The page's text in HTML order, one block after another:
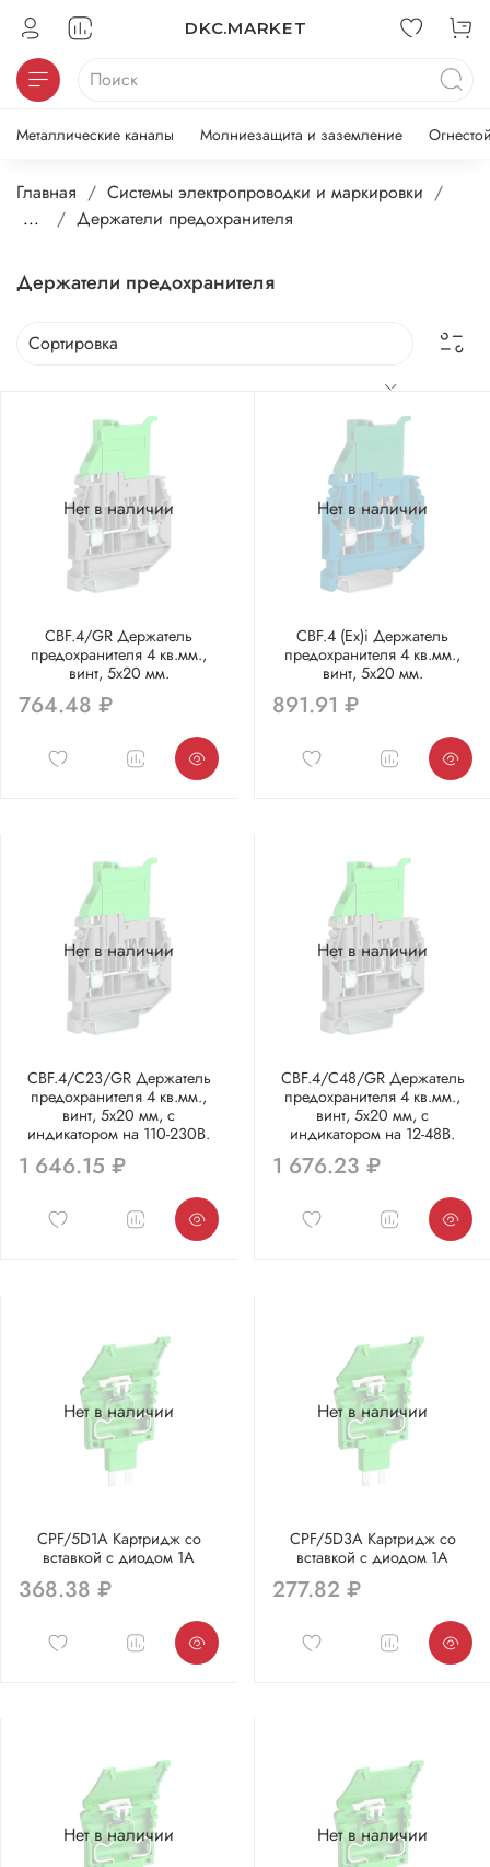
DKC.MARKET
Металлические каналы Молниезащита и заземление
Главная
Системы электропроводки и маркировки
...
Держатели предохранителя
Держатели предохранителя
Нет в наличии
CBF.4/GR Держатель
предохранителя 4 кв.мм.,
винт, 5х20 мм.
764.48 ₽
Нет в наличии
CBF.4 (Ex)i Держатель
предохранителя 4 кв.мм.,
винт, 5х20 мм.
891.91 ₽
Нет в наличии
CBF.4/C23/GR Держатель
предохранителя 4 кв.мм.,
винт, 5х20 мм, с
индикатором на 110-230В.
1 646.15 ₽
Нет в наличии
CBF.4/C48/GR Держатель
предохранителя 4 кв.мм.,
винт, 5х20 мм, с
индикатором на 12-48В.
1 676.23 ₽
Нет в наличии
CPF/5D1A Картридж со
вставкой с диодом 1А
368.38 ₽
Нет в наличии
CPF/5D3A Картридж со
вставкой с диодом 1А
277.82 ₽
Нет в наличии Нет в наличии